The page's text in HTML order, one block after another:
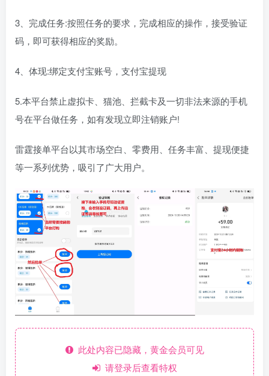
3、完成任务:按照任务的要求，完成相应的操作，接受验证
码，即可获得相应的奖励。
4、体现:绑定支付宝账号，支付宝提现
5.本平台禁止虚拟卡、猫池、拦截卡及一切非法来源的手机
号在平台做任务，如有发现立即注销账户!
雷霆接单平台以其市场空白、零费用、任务丰富、提现便捷
等一系列优势，吸引了广大用户。
此处内容已隐藏，黄金会员可见
请登录后查看特权